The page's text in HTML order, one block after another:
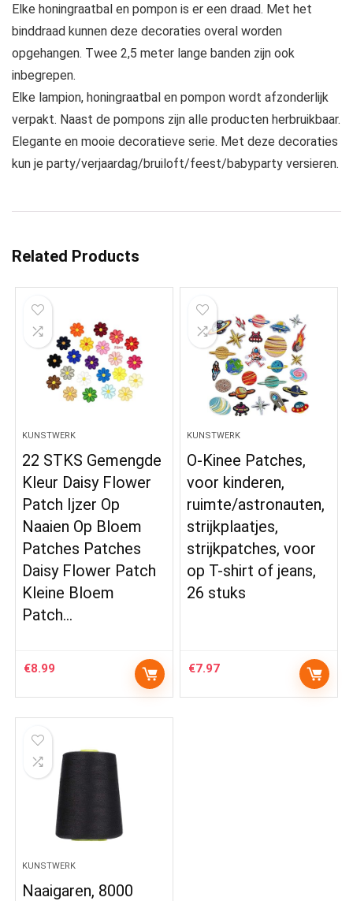
Elke honingraatbal en pompon is er een draad. Met het
binddraad kunnen deze decoraties overal worden
opgehangen. Twee 2,5 meter lange banden zijn ook
inbegrepen.
Elke lampion, honingraatbal en pompon wordt afzonderlijk
verpakt. Naast de pompons zijn alle producten herbruikbaar.
Elegante en mooie decoratieve serie. Met deze decoraties
kun je party/verjaardag/bruiloft/feest/babyparty versieren.
Related Products
KUNSTWERK
22 STKS Gemengde
Kleur Daisy Flower
Patch Ijzer Op
Naaien Op Bloem
Patches Patches
Daisy Flower Patch
Kleine Bloem
Patch…
€8.99
KUNSTWERK
O-Kinee Patches,
voor kinderen,
ruimte/astronauten,
strijkplaatjes,
strijkpatches, voor
op T-shirt of jeans,
26 stuks
€7.97
KUNSTWERK
Naaigaren, 8000